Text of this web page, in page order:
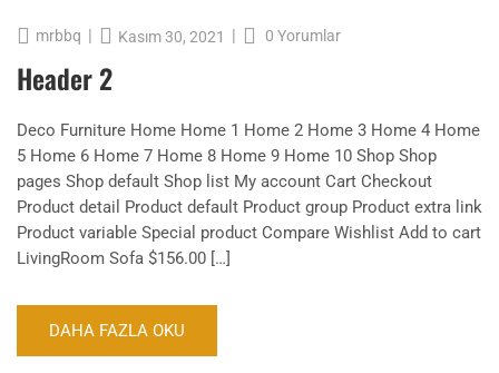
mrbbq | Kasım 30, 2021 | 0 Yorumlar
Header 2
Deco Furniture Home Home 1 Home 2 Home 3 Home 4 Home
5 Home 6 Home 7 Home 8 Home 9 Home 10 Shop Shop
pages Shop default Shop list My account Cart Checkout
Product detail Product default Product group Product extra link
Product variable Special product Compare Wishlist Add to cart
LivingRoom Sofa $156.00 […]
DAHA FAZLA OKU